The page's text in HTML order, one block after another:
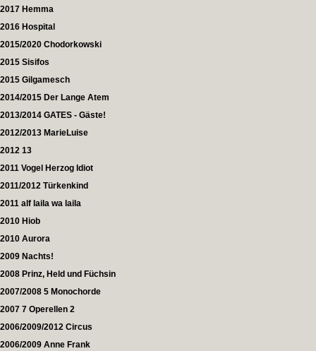
2017 Hemma
2016 Hospital
2015/2020 Chodorkowski
2015 Sisifos
2015 Gilgamesch
2014/2015 Der Lange Atem
2013/2014 GATES - Gäste!
2012/2013 MarieLuise
2012 13
2011 Vogel Herzog Idiot
2011/2012 Türkenkind
2011 alf laila wa laila
2010 Hiob
2010 Aurora
2009 Nachts!
2008 Prinz, Held und Füchsin
2007/2008 5 Monochorde
2007 7 Operellen 2
2006/2009/2012 Circus
2006/2009 Anne Frank